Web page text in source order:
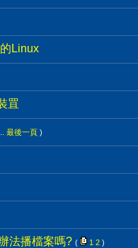
Linux
罝
最後一頁 )
法播檔案嗎? ( 1 2 )